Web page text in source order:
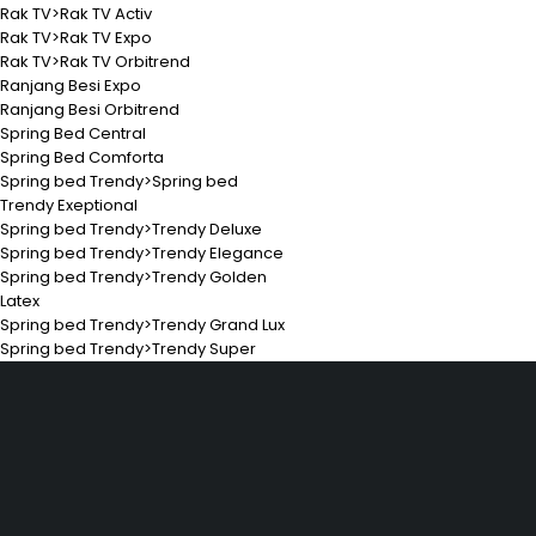
Rak TV>Rak TV Activ
Rak TV>Rak TV Expo
Rak TV>Rak TV Orbitrend
Ranjang Besi Expo
Ranjang Besi Orbitrend
Spring Bed Central
Spring Bed Comforta
Spring bed Trendy>Spring bed
Trendy Exeptional
Spring bed Trendy>Trendy Deluxe
Spring bed Trendy>Trendy Elegance
Spring bed Trendy>Trendy Golden
Latex
Spring bed Trendy>Trendy Grand Lux
Spring bed Trendy>Trendy Super